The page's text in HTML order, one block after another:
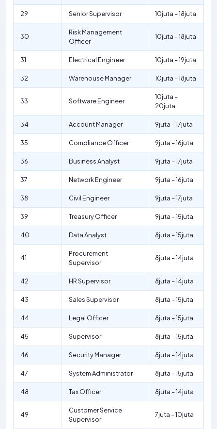
29 Senior Supervisor 10juta – 18juta
30
Risk Management
Officer
10juta – 18juta
31 Electrical Engineer 10juta – 19juta
32 Warehouse Manager 10juta – 18juta
33 Software Engineer
10juta –
20juta
34 Account Manager 9juta – 17juta
35 Compliance Officer 9juta – 16juta
36 Business Analyst 9juta – 17juta
37 Network Engineer 9juta – 16juta
38 Civil Engineer 9juta – 17juta
39 Treasury Officer 9juta – 15juta
40 Data Analyst 8juta – 15juta
41
Procurement
Supervisor
8juta – 14juta
42 HR Supervisor 8juta – 14juta
43 Sales Supervisor 8juta – 15juta
44 Legal Officer 8juta – 15juta
45 Supervisor 8juta – 15juta
46 Security Manager 8juta – 14juta
47 System Administrator 8juta – 15juta
48 Tax Officer 8juta – 14juta
49
Customer Service
Supervisor
7juta – 10juta